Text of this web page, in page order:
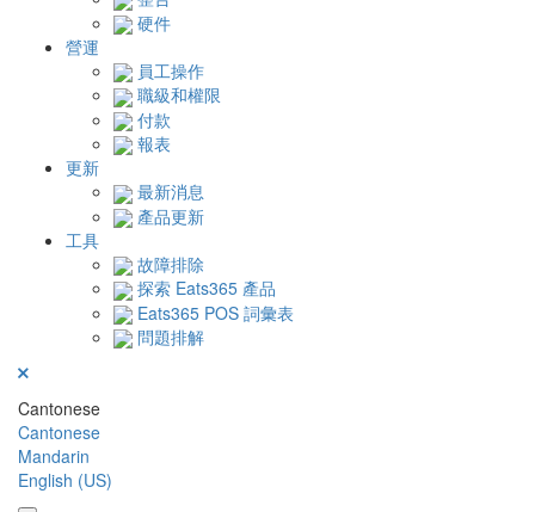
硬件
營運
員工操作
職級和權限
付款
報表
更新
最新消息
產品更新
工具
故障排除
探索 Eats365 產品
Eats365 POS 詞彙表
問題排解
Cantonese
Cantonese
Mandarin
English (US)